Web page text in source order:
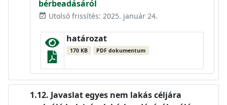
bérbeadásáról
event_available Utolsó frissítés: 2025. január 24.
határozat
170 KB PDF dokumentum
Javaslat egyes nem lakás céljára